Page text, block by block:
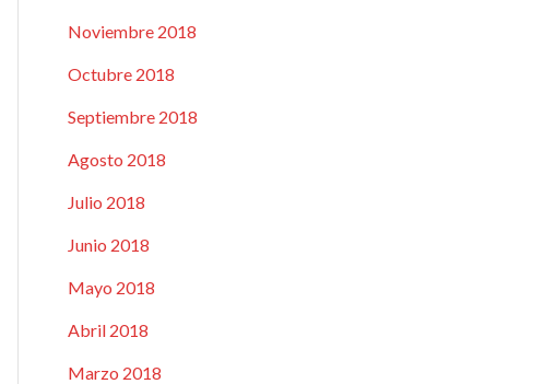
Noviembre 2018
Octubre 2018
Septiembre 2018
Agosto 2018
Julio 2018
Junio 2018
Mayo 2018
Abril 2018
Marzo 2018